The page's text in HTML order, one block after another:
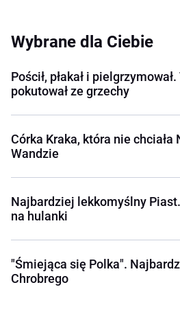
Wybrane dla Ciebie
Pościł, płakał i
pokutował ze grzechy
Córka Kraka, która nie
Wandzie
Najbardziej lekkomyślny
na hulanki
"Śmiejąca się Polka".
Chrobrego